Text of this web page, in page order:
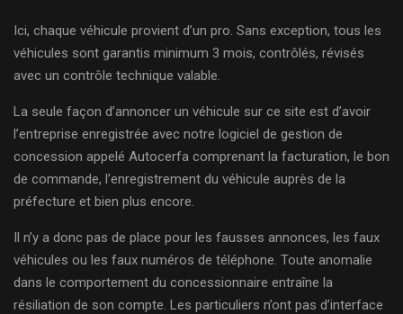
Ici, chaque véhicule provient d’un pro. Sans exception, tous les
véhicules sont garantis minimum 3 mois, contrôlés, révisés
avec un contrôle technique valable.
La seule façon d’annoncer un véhicule sur ce site est d’avoir
l’entreprise enregistrée avec notre logiciel de gestion de
concession appelé Autocerfa comprenant la facturation, le bon
de commande, l’enregistrement du véhicule auprès de la
préfecture et bien plus encore.
Il n’y a donc pas de place pour les fausses annonces, les faux
véhicules ou les faux numéros de téléphone. Toute anomalie
dans le comportement du concessionnaire entraîne la
résiliation de son compte. Les particuliers n’ont pas d’interface